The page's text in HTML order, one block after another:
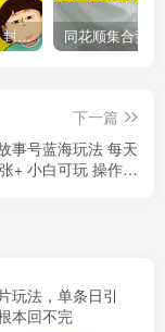
股票打板、上板、封板、翘板、炸板是什么意思？炒股你必须懂的暗语！
下一篇
事号蓝海玩法 每天
+ 小白可玩 操作简
玩法，单条日引
本回不完